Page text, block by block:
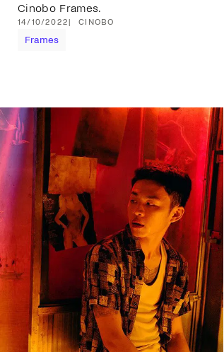
Cinobo Frames.
14/10/2022 CINOBO
Frames